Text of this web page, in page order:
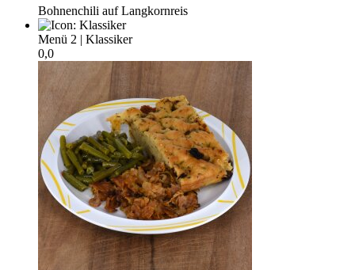
Bohnenchili auf Langkornreis
Menü 2 | Klassiker
0,0